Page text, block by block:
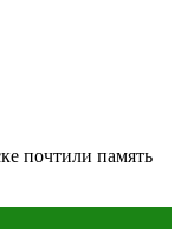
почтили память